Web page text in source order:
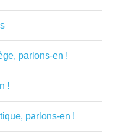
parlons-en !
!
parlons-en !